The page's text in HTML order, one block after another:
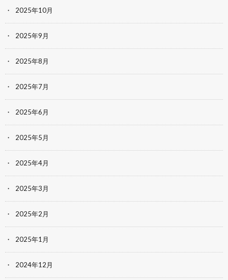
2025年10月
2025年9月
2025年8月
2025年7月
2025年6月
2025年5月
2025年4月
2025年3月
2025年2月
2025年1月
2024年12月